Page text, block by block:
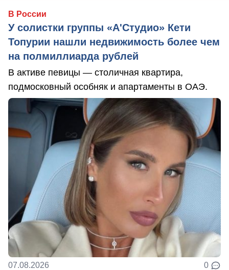
В России
У солистки группы «А'Студио» Кети
Топурии нашли недвижимость более чем
на полмиллиарда рублей
В активе певицы — столичная квартира,
подмосковный особняк и апартаменты в ОАЭ.
07.08.2026 0